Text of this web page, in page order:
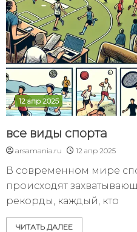
12 апр 2025
все виды спорта
arsamania.ru 12 апр 2025
В современном мире
происходят
рекорды, каждый, кто
ЧИТАТЬ ДАЛЕЕ